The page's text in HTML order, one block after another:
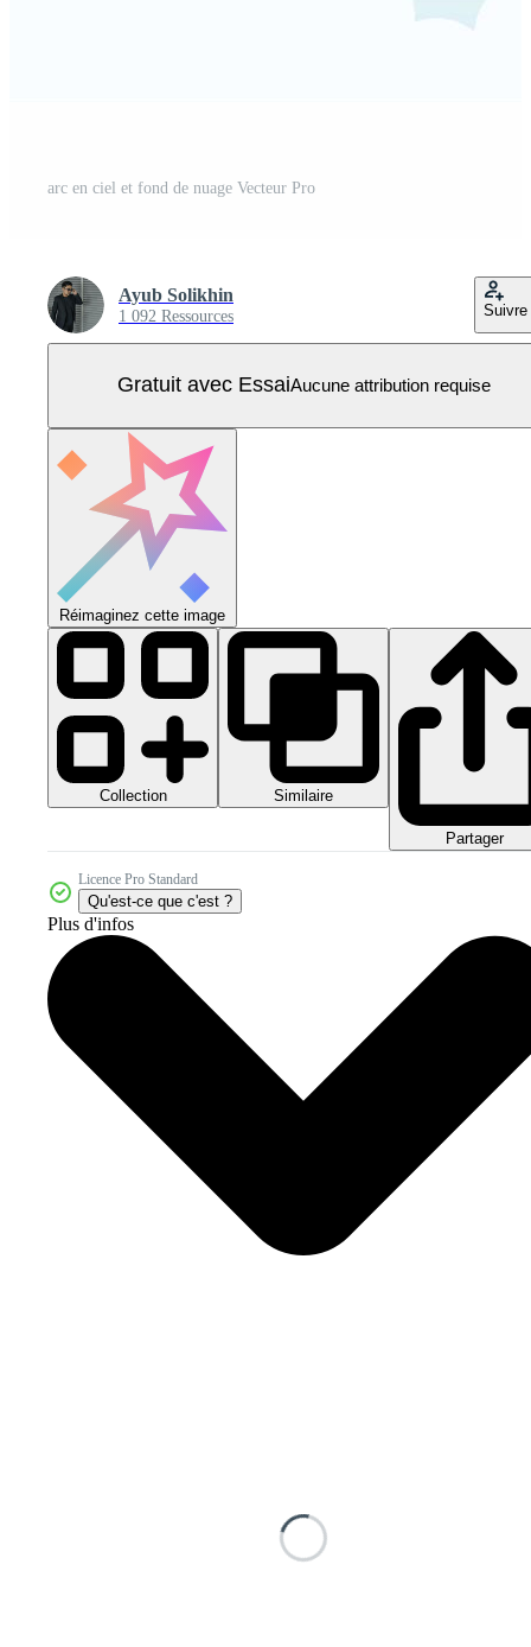
arc en ciel et fond de nuage Vecteur Pro
Ayub Solikhin
1 092 Ressources Suivre
Gratuit avec EssaiAucune attribution requise
Réimaginez cette image
Collection Similaire
Partager
Licence Pro Standard
Qu'est-ce que c'est ?
Plus d'infos